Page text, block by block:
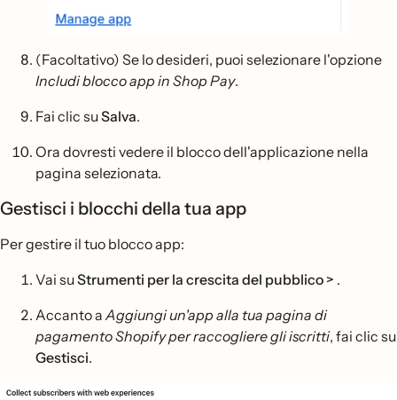
(Facoltativo) Se lo desideri, puoi selezionare l'opzione
Includi blocco app in Shop Pay.
Fai clic suSalva.
Ora dovresti vedere il blocco dell'applicazione nella
pagina selezionata.
Gestisci i blocchi della tua app
Per gestire il tuo blocco app:
Vai suStrumenti per la crescita del pubblico > .
Accanto aAggiungi un'app alla tua pagina di
pagamento Shopify per raccogliere gli iscritti, fai clic su
Gestisci.